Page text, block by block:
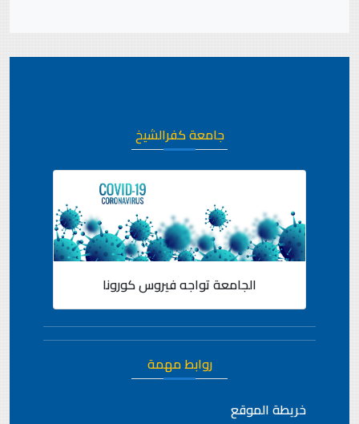
جامعة كفرالشيخ
الجامعة تواجه فيروس كورونا
روابط مهمة
خريطة الموقع